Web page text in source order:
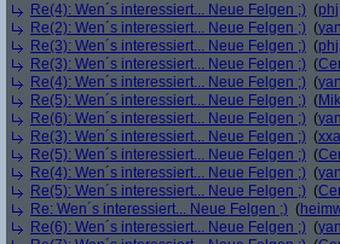
Re(4): Wen´s interessiert... Neue Felgen ;) (phj
Re(2): Wen´s interessiert... Neue Felgen ;) (
Re(3): Wen´s interessiert... Neue Felgen ;) (phj
Re(3): Wen´s interessiert... Neue Felgen ;) (
Re(4): Wen´s interessiert... Neue Felgen ;) (
Re(5): Wen´s interessiert... Neue Felgen ;) (
Re(6): Wen´s interessiert... Neue Felgen ;) (
Re(3): Wen´s interessiert... Neue Felgen ;) (
Re(5): Wen´s interessiert... Neue Felgen ;) (
Re(4): Wen´s interessiert... Neue Felgen ;) (
Re(5): Wen´s interessiert... Neue Felgen ;) (
Re: Wen´s interessiert... Neue Felgen ;) (
Re(6): Wen´s interessiert... Neue Felgen ;) (